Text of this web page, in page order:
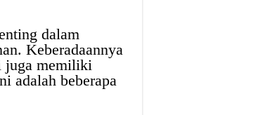
dalam
Keberadaannya
juga memiliki
adalah beberapa